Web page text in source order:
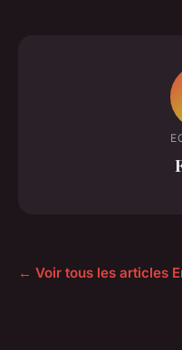
← Voir tous les articles